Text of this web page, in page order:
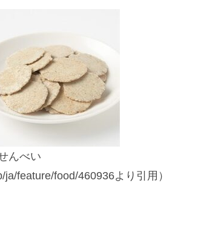
んべい
ja/feature/food/460936より引用）